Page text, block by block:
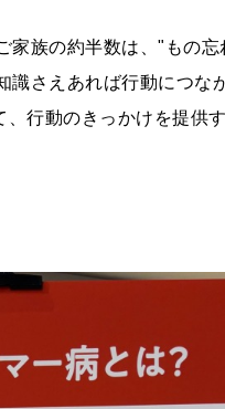
族の約半数は、"もの忘
さえあれば行動につな
行動のきっかけを提供